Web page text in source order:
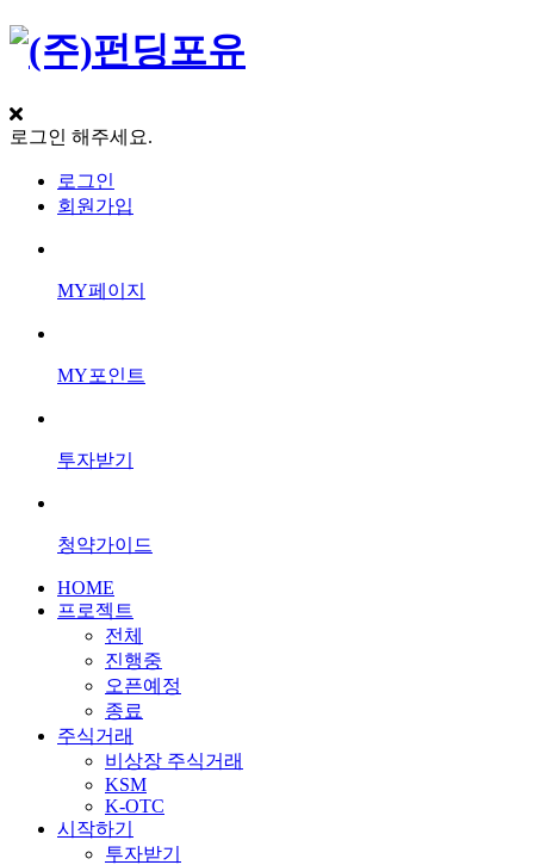
로그인 해주세요.
로그인
회원가입
MY페이지
MY포인트
투자받기
청약가이드
HOME
프로젝트
전체
진행중
오픈예정
종료
주식거래
비상장 주식거래
KSM
K-OTC
시작하기
투자받기